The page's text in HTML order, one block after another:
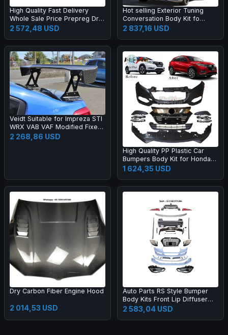
High Quality Fast Delivery
Whole Sale Price Prepreg Dry
Carbon Fiber Performance
Side Skirts for R8 2019-2023
2 572,48 USD
Hot selling Exterior Tuning
Conversation Body Kit fo
2009-2012 Auto Parts Car
2 837,16 USD
Veidt Suitable for Impreza STI
WRX VAB VAF Modified Fixed
Wing EUR Model Carbon Fiber
GT Large Spoiler
2 268,86 USD
High Quality PP Plastic Car
Bumpers Body Kit for Honda
2015 HRV Vezel Upgrade 20
1 624,35 USD
Dry Carbon Fiber Engine Hood
2 014,53 USD
Auto Parts RS Style Bumper
Body Kits Front Lip Diffuser
Side Skirts Headlights
Taillights Bumper Body Kit for
2 583,04 USD